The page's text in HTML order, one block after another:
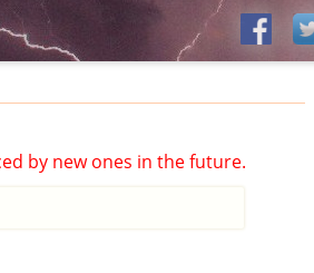
by new ones in the future.